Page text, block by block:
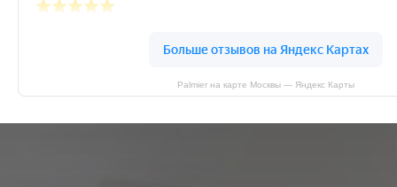
Palmier на карте Москвы — Яндекс Карты